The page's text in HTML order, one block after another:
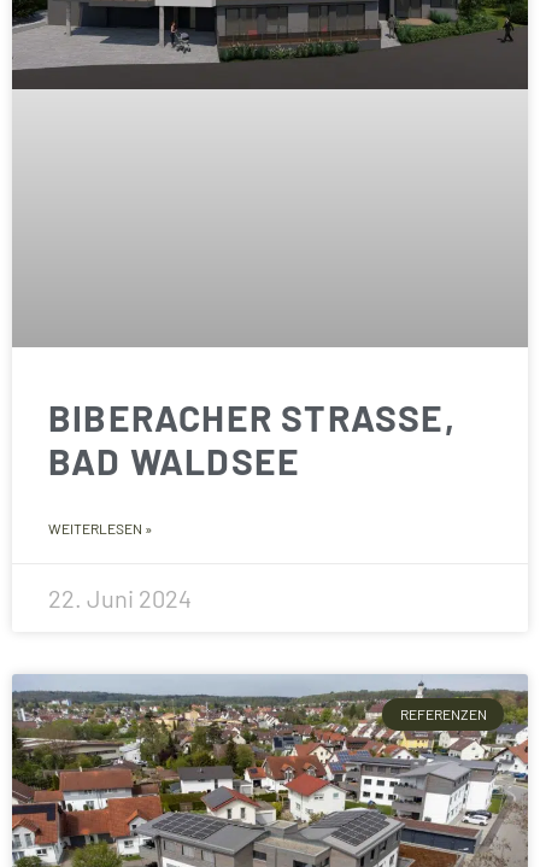
BIBERACHER STRASSE, B
AD WALDSEE
WEITERLESEN »
22. Juni 2024
REFERENZEN